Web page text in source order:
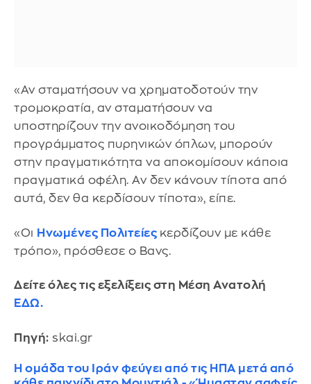
«Αν σταματήσουν να χρηματοδοτούν την
τρομοκρατία, αν σταματήσουν να
υποστηρίζουν την ανοικοδόμηση του
προγράμματος πυρηνικών όπλων, μπορούν
στην πραγματικότητα να αποκομίσουν κάποια
πραγματικά οφέλη. Αν δεν κάνουν τίποτα από
αυτά, δεν θα κερδίσουν τίποτα», είπε.
«Οι Ηνωμένες Πολιτείες κερδίζουν με κάθε
τρόπο», πρόσθεσε ο Βανς.
Δείτε όλες τις εξελίξεις στη Μέση Ανατολή
ΕΔΩ.
Πηγή: skai.gr
Η ομάδα του Ιράν φεύγει από τις ΗΠΑ μετά από